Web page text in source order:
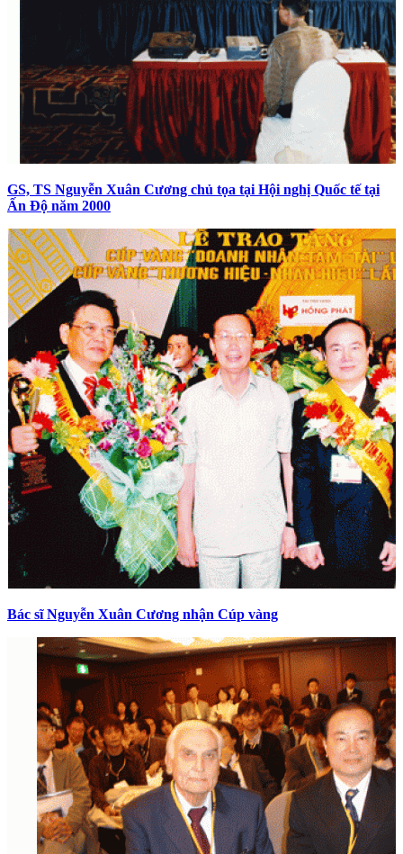
GS, TS Nguyễn Xuân Cương chủ tọa tại Hội nghị Quốc tế tại
Ấn Độ năm 2000
Bác sĩ Nguyễn Xuân Cương nhận Cúp vàng